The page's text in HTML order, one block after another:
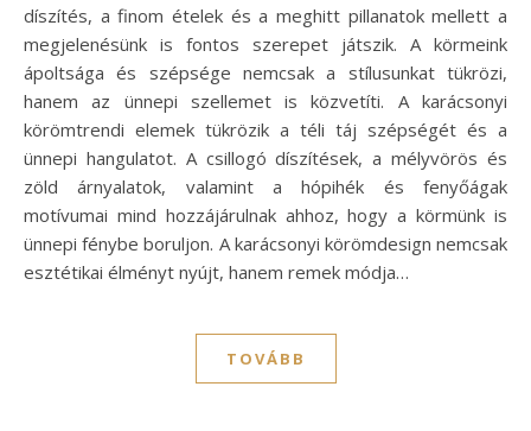
díszítés, a finom ételek és a meghitt pillanatok mellett a
megjelenésünk is fontos szerepet játszik. A körmeink
ápoltsága és szépsége nemcsak a stílusunkat tükrözi,
hanem az ünnepi szellemet is közvetíti. A karácsonyi
körömtrendi elemek tükrözik a téli táj szépségét és a
ünnepi hangulatot. A csillogó díszítések, a mélyvörös és
zöld árnyalatok, valamint a hópihék és fenyőágak
motívumai mind hozzájárulnak ahhoz, hogy a körmünk is
ünnepi fénybe boruljon. A karácsonyi körömdesign nemcsak
esztétikai élményt nyújt, hanem remek módja…
TOVÁBB